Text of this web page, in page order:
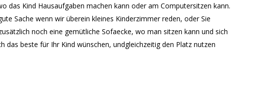
das Kind Hausaufgaben machen kann oder am Computersitzen kann.
Sache wenn wir überein kleines Kinderzimmer reden, oder Sie
noch eine gemütliche Sofaecke, wo man sitzen kann und sich
beste für Ihr Kind wünschen, undgleichzeitig den Platz nutzen